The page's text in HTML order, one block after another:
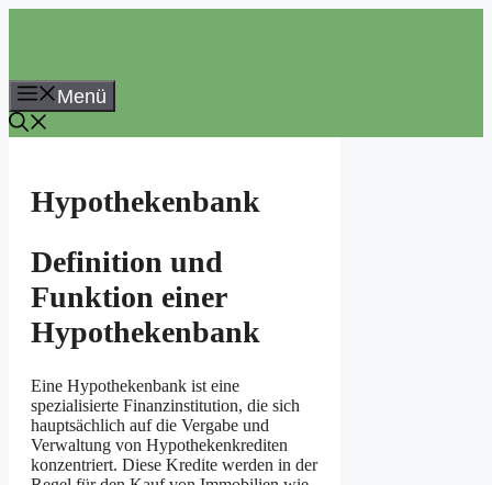
Menü
Hypothekenbank
Definition und
Funktion einer
Hypothekenbank
Eine Hypothekenbank ist eine
spezialisierte Finanzinstitution, die sich
hauptsächlich auf die Vergabe und
Verwaltung von Hypothekenkrediten
konzentriert. Diese Kredite werden in der